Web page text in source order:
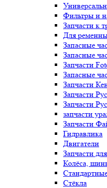
Фильтры и
Запчасти к
Для
Запасные
Запасные
Запчасти
Запасные
Запчасти
Запчасти
Запчасти
запчасти
Запчасти
Гидравлика
Двигатели
Запчасти
Колёса,
Стёкла